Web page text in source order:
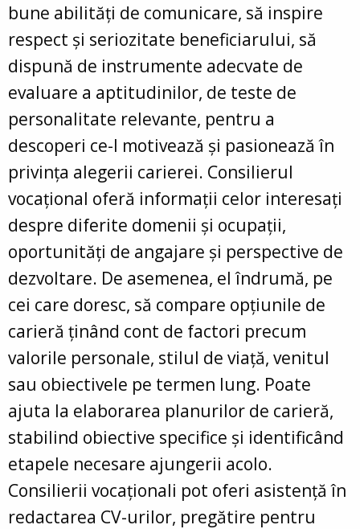
bune abilități de comunicare, să inspire
respect și seriozitate beneficiarului, să
dispună de instrumente adecvate de
evaluare a aptitudinilor, de teste de
personalitate relevante, pentru a
descoperi ce-l motivează și pasionează în
privința alegerii carierei. Consilierul
vocațional oferă informații celor interesați
despre diferite domenii și ocupații,
oportunități de angajare și perspective de
dezvoltare. De asemenea, el îndrumă, pe
cei care doresc, să compare opțiunile de
carieră ținând cont de factori precum
valorile personale, stilul de viață, venitul
sau obiectivele pe termen lung. Poate
ajuta la elaborarea planurilor de carieră,
stabilind obiective specifice și identificând
etapele necesare ajungerii acolo.
Consilierii vocaționali pot oferi asistență în
redactarea CV-urilor, pregătire pentru